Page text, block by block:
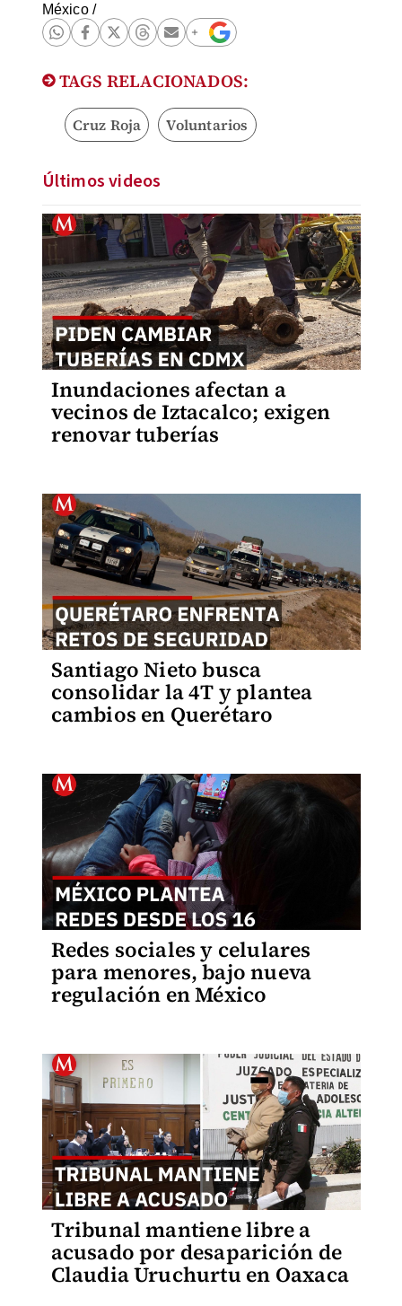
México/
TAGS RELACIONADOS:
Cruz Roja Voluntarios
Últimos videos
Inundaciones afectan a
vecinos de Iztacalco; exigen
renovar tuberías
Santiago Nieto busca
consolidar la 4T y plantea
cambios en Querétaro
Redes sociales y celulares
para menores, bajo nueva
regulación en México
Tribunal mantiene libre a
acusado por desaparición de
Claudia Uruchurtu en Oaxaca